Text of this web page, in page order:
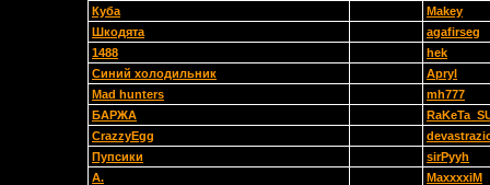
Куба
Makey
Шкодята
agafirseg
1488
hek
Синий холодильник
Apryl
Mad hunters
mh777
БАРЖА
CrazzyEgg
Пупсики
sirPyyh
A.
MaxxxxiM